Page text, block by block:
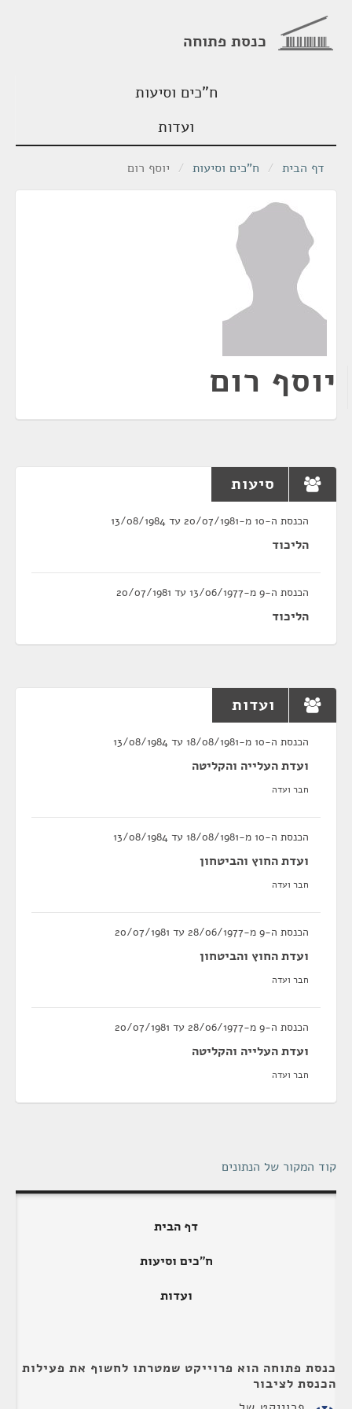
כנסת פתוחה
ח"כים וסיעות
ועדות
דף הבית / ח"כים וסיעות / יוסף רום
יוסף רום
סיעות
הכנסת ה-10 מ-20/07/1981 עד 13/08/1984
הליכוד
הכנסת ה-9 מ-13/06/1977 עד 20/07/1981
הליכוד
ועדות
הכנסת ה-10 מ-18/08/1981 עד 13/08/1984
ועדת העלייה והקליטה
חבר ועדה
הכנסת ה-10 מ-18/08/1981 עד 13/08/1984
ועדת החוץ והביטחון
חבר ועדה
הכנסת ה-9 מ-28/06/1977 עד 20/07/1981
ועדת החוץ והביטחון
חבר ועדה
הכנסת ה-9 מ-28/06/1977 עד 20/07/1981
ועדת העלייה והקליטה
חבר ועדה
קוד המקור של הנתונים
דף הבית
ח"כים וסיעות
ועדות
כנסת פתוחה הוא פרוייקט שמטרתו לחשוף את פעילות
הכנסת לציבור